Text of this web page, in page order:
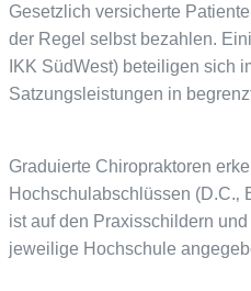
Gesetzlich versicherte
der Regel selbst bezahlen.
IKK SüdWest) beteiligen sich
Satzungsleistungen in
Graduierte Chiropraktoren
Hochschulabschlüssen (D.C.‚
ist auf den Praxisschildern
jeweilige Hochschule